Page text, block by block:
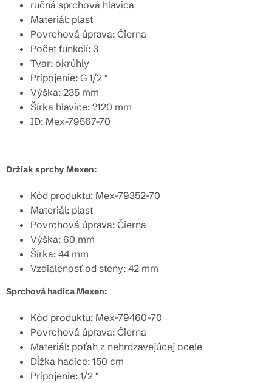
ručná sprchová hlavica
Materiál: plast
Povrchová úprava: Čierna
Počet funkcií: 3
Tvar: okrúhly
Pripojenie: G 1/2 "
Výška: 235 mm
Šírka hlavice: ?120 mm
ID: Mex-79567-70
Držiak sprchy Mexen:
Kód produktu: Mex-79352-70
Materiál: plast
Povrchová úprava: Čierna
Výška: 60 mm
Šírka: 44 mm
Vzdialenosť od steny: 42 mm
Sprchová hadica Mexen:
Kód produktu: Mex-79460-70
Povrchová úprava: Čierna
Materiál: poťah z nehrdzavejúcej ocele
Dĺžka hadice: 150 cm
Pripojenie: 1/2 "